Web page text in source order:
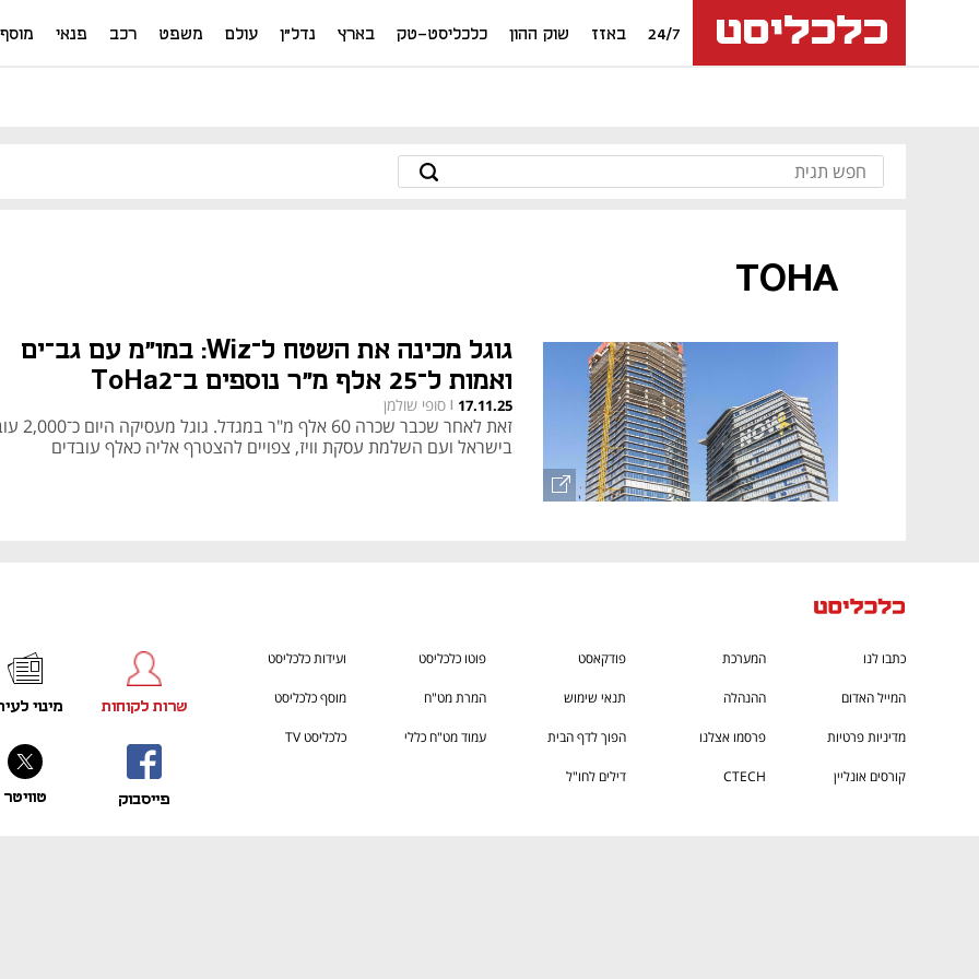
24/7 באזז שוק ההון כלכליסט-טק בארץ נדל"ן עולם משפט רכב פנאי מוסף
TOHA
גוגל מכינה את השטח ל־Wiz: במו"מ עם גב־ים
ואמות ל־25 אלף מ"ר נוספים ב־ToHa2
17.11.25
| סופי שולמן
זאת לאחר שכבר שכרה
בישראל ועם השלמת עסקת וויז, צפויים להצטרף אליה כאלף עובדים
כתבו לנו המערכת פודקאסט פוטו כלכליסט ועידות כלכליסט
המייל האדום ההנהלה תנאי שימוש המרת מט"ח מוסף כלכליסט
מדיניות פרטיות פרסמו אצלנו הפוך לדף הבית עמוד מט"ח כללי כלכליסט TV
קורסים אונליין CTECH
דילים לחו"ל
פייסבוק
שרות לקוחות
טוויטר
מינוי